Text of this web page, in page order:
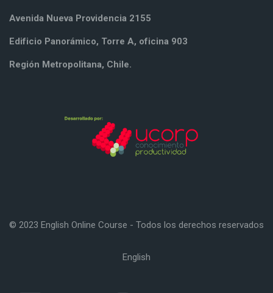
Avenida Nueva Providencia 2155
Edificio Panorámico, Torre A, oficina 903
Región Metropolitana, Chile.
© 2023 English Online Course - Todos los derechos reservados
English